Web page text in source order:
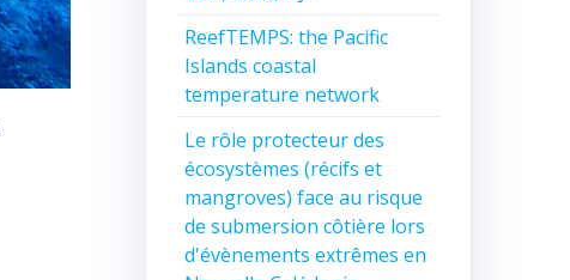
ReefTEMPS: the Pacific
Islands coastal
temperature network
Le rôle protecteur des
écosystèmes (récifs et
mangroves) face au risque
de submersion côtière lors
d'évènements extrêmes en